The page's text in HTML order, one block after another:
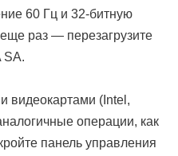
60 Гц и 32-битную
раз — перезагрузите
SA.
видеокартами (Intel,
операции, как
панель управления